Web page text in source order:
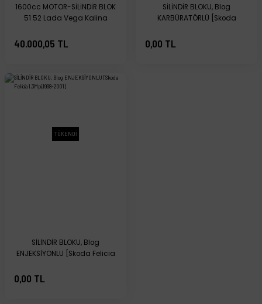
1600cc MOTOR-SİLİNDİR BLOK
51 52 Lada Vega Kalina
40.000,05 TL
SİLİNDİR BLOKU, Blog
KARBÜRATÖRLÜ [Skoda
0,00 TL
TÜKENDİ
SİLİNDİR BLOKU, Blog
ENJEKSİYONLU [Skoda Felicia
0,00 TL